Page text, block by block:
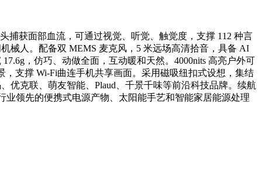
捕获面部血流，可通过视觉、听觉、触觉度，支撑 112 种言
械人。配备双 MEMS 麦克风，5 米远场高清拾音，具备 AI
，仿巧、动做全面，互动暖和天然。4000nits 高亮户外可
支撑 Wi-Fi曲连手机共享画面。采用磁吸纽扣式设想，集结
优克联、萌友智能、Plaud、千景千味等前沿科技品牌。续航
领先的便携式电源产物、太阳能手艺和智能家居能源处理